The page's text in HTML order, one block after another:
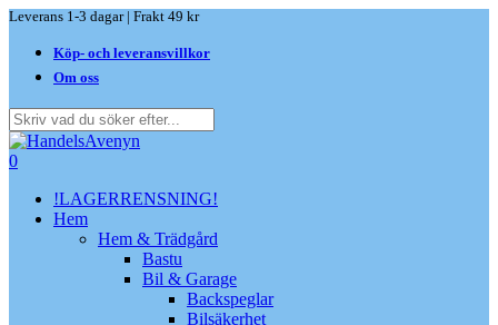
Skip
main
content
Leverans 1-3 dagar | Frakt 49 kr
Köp- och leveransvillkor
Om oss
Close
Search
search
0
!LAGERRENSNING!
Hem
Hem & Trädgård
Bastu
Bil & Garage
Backspeglar
Bilsäkerhet